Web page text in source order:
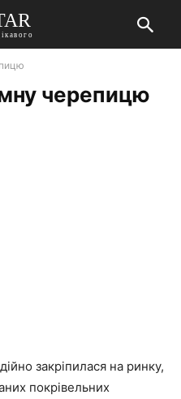
черепицю
закріпилася на ринку,
покрівельних